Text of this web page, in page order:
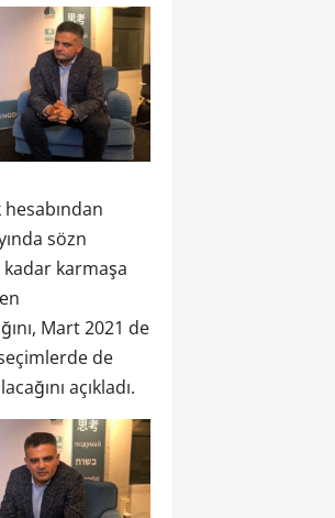
sözn
karmaşa
Mart 2021 de
de
açıkladı.